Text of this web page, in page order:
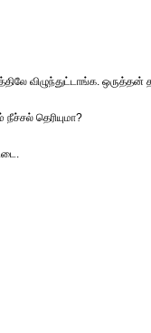
விழுந்துட்டாங்க.
நீச்சல் தெரியுமா?